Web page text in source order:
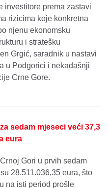
investitore prema zastavi
rizicima koje konkretna
njenu ekonomsku
i stratešku
Grgić, saradnik u nastavi
u Podgorici i nekadašnji
Crne Gore.
sedam mjeseci veći 37,3
eura
Gori u prvih sedam
28.511.036,35 eura, što
na isti period prošle